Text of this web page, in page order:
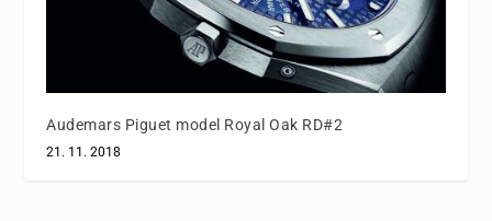
Audemars Piguet model Royal Oak RD#2
21. 11. 2018